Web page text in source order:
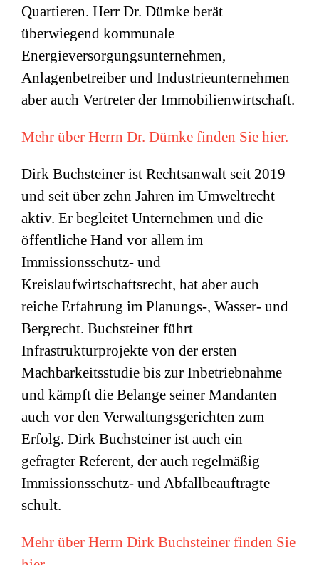
Quartieren. Herr Dr. Dümke berät
überwiegend kommunale
Energieversorgungsunternehmen,
Anlagenbetreiber und Industrieunternehmen
aber auch Vertreter der Immobilienwirtschaft.
Mehr über Herrn Dr. Dümke finden Sie hier.
Dirk Buchsteiner ist Rechtsanwalt seit 2019
und seit über zehn Jahren im Umweltrecht
aktiv. Er begleitet Unternehmen und die
öffentliche Hand vor allem im
Immissionsschutz- und
Kreislaufwirtschaftsrecht, hat aber auch
reiche Erfahrung im Planungs-, Wasser- und
Bergrecht. Buchsteiner führt
Infrastrukturprojekte von der ersten
Machbarkeitsstudie bis zur Inbetriebnahme
und kämpft die Belange seiner Mandanten
auch vor den Verwaltungsgerichten zum
Erfolg. Dirk Buchsteiner ist auch ein
gefragter Referent, der auch regelmäßig
Immissionsschutz- und Abfallbeauftragte
schult.
Mehr über Herrn Dirk Buchsteiner finden Sie